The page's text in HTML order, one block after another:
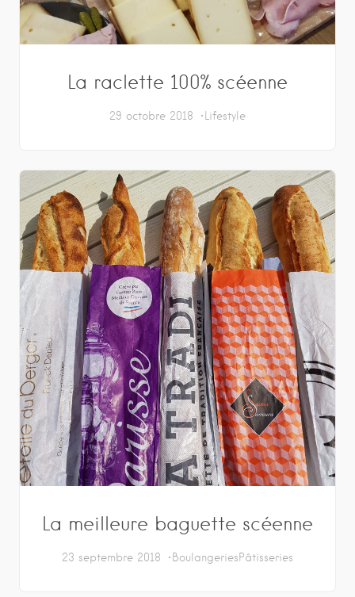
La raclette 100% scéenne
29 octobre 2018 Lifestyle
La meilleure baguette scéenne
23 septembre 2018 BoulangeriesPâtisseries